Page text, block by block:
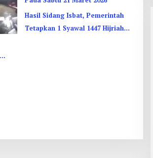
Hasil Sidang Isbat, Pemerintah
Tetapkan 1 Syawal 1447 Hijriah